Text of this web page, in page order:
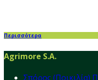
Περισσότερα
Agrimore S.A.
Σπόρος (Ποικιλία)